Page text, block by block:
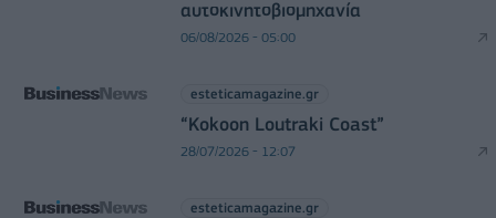
αυτοκινητοβιομηχανία
06/08/2026 - 05:00
esteticamagazine.gr
“Kokoon Loutraki Coast”
28/07/2026 - 12:07
esteticamagazine.gr